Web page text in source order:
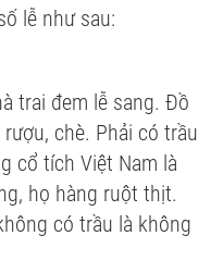
lễ như sau:
trai đem lễ sang. Đồ
chè. Phải có trầu
cổ tích Việt Nam là
họ hàng ruột thịt.
có trầu là không